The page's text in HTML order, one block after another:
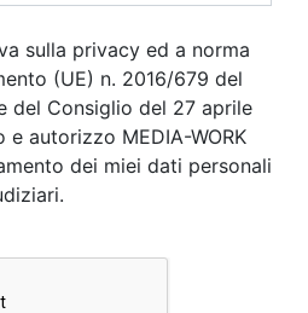
sulla privacy ed a norma
(UE) n. 2016/679 del
del Consiglio del 27 aprile
autorizzo MEDIA-WORK
dei miei dati personali